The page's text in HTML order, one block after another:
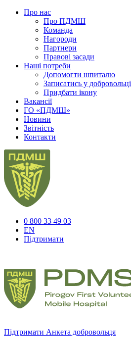
Про нас
Про ПДМШ
Команда
Нагороди
Партнери
Правові засади
Наші потреби
Допомогти шпиталю
Записатись у добровольці
Придбати ікону
Вакансії
ГО «ПДМШ»
Новини
Звітність
Контакти
0 800 33 49 03
EN
Підтримати
Підтримати Анкета добровольця